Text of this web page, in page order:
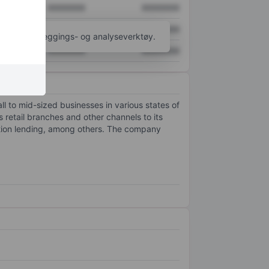
XXXXXXX XXXXXXX
flere kartleggings- og analyseverktøy.
to mid-sized businesses in various states of
branches and other channels to its
lending, among others. The company